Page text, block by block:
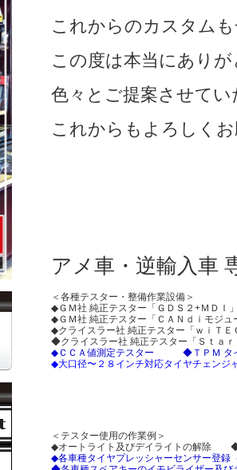
これからのカスタム
この度は本当にあり
色々とご提案させてい
これからもよろしく
アメ車・逆輸入車
＜各種テスター・整備作業設備＞
◆ＧＭ社 純正テスター「ＧＤＳ２+ＭＤ
◆ＧＭ社 純正テスター「ＣＡＮｄｉモジ
◆クライスラー社 純正テスター「ｗｉＴＥ
◆クライスラー社 純正テスター「Ｓｔａ
◆ＣＣＡ値測定テスター
◆ＴＰＭ タ
◆大口径〜２８インチ対応タイヤチェンジ
＜テスター使用の作業例＞
◆オートライト及びデイライトの解除 ◆
◆各車種タイヤプレッシャーセンサー登録